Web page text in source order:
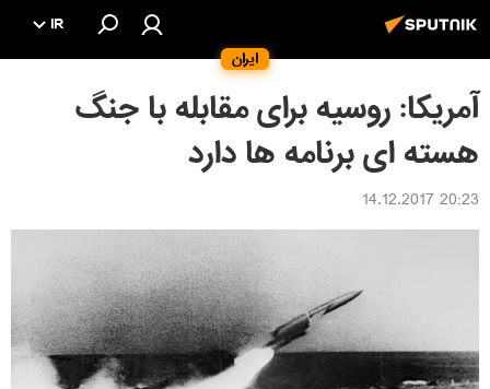
ایران
IR
آمریکا: روسیه برای مقابله با جنگ
هسته ای برنامه ها دارد
20:23 14.12.2017